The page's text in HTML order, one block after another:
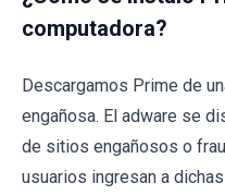
computadora?
Descargamos Prime de
engañosa. El adware se
de sitios engañosos o
usuarios ingresan a